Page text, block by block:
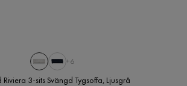
+6
3-sits Svängd Tygsoffa, Ljusgrå